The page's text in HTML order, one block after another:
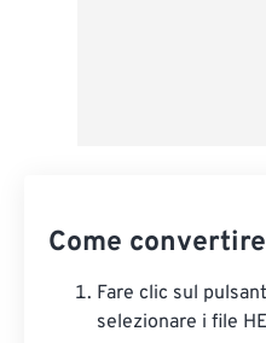
Come
Fare clic sul
selezionare i file